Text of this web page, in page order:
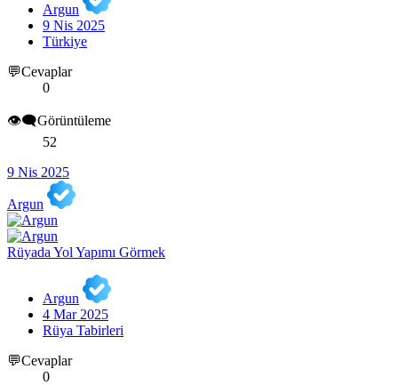
Argun
9 Nis 2025
Türkiye
💬Cevaplar
0
👁️‍🗨️Görüntüleme
52
9 Nis 2025
Argun
Rüyada Yol Yapımı Görmek
Argun
4 Mar 2025
Rüya Tabirleri
💬Cevaplar
0